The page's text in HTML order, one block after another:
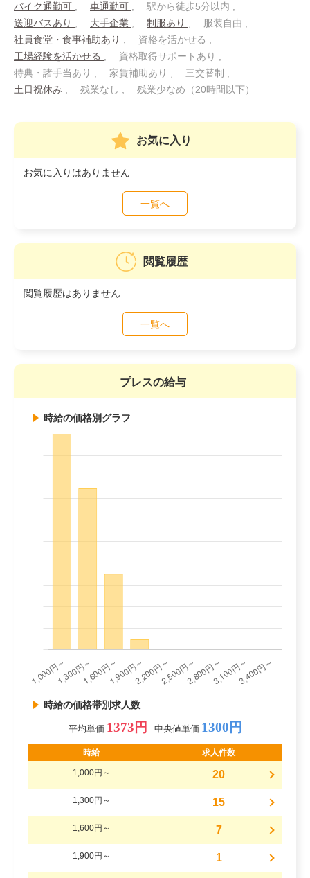
バイク通勤可
車通勤可
駅から徒歩5分以内
送迎バスあり
大手企業 制服あり
服装自由
社員食堂・食事補助あり
資格を活かせる
工場経験を活かせる
資格取得サポートあり
特典・諸手当あり
家賃補助あり
三交替制
土日祝休み
残業なし 残業少なめ（20時間以下）
お気に入り
お気に入りはありません
一覧へ
閲覧履歴
閲覧履歴はありません
一覧へ
プレスの給与
時給の価格別グラフ
時給の価格帯別求人数
平均単価 1373円 中央値単価 1300円
時給 求人件数
1,000円～ 20
1,300円～ 15
1,600円～ 7
1,900円～ 1